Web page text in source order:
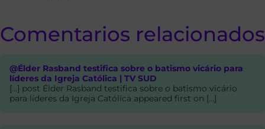
Comentarios relacionados
@Élder Rasband testifica sobre o batismo vicário para
líderes da Igreja Católica | TV SUD
[…] post Élder Rasband testifica sobre o batismo vicário
para líderes da Igreja Católica appeared first on […]